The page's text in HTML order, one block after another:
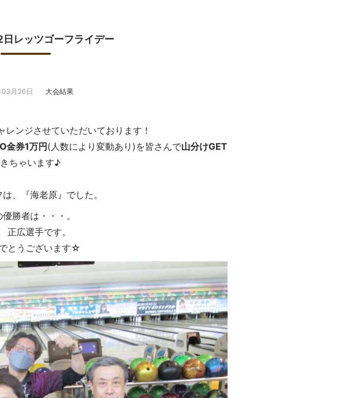
レッツゴーフライデー
月26日 大会結果
レンジさせていただいております！
金券1万円 (人数により変動あり)を皆さんで山分けGET
ちゃいます♪
は、『海老原』でした。
勝者は・・・。
正広選手です。
とうございます☆